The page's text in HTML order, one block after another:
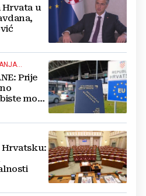
Hrvata u
Prije
mogli
Hrvatsku: